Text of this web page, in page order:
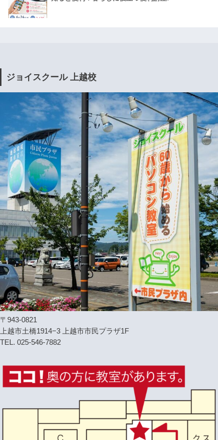
ジョイスクール 上越校
〒943-0821
上越市土橋1914−3 上越市市民プラザ1F
TEL. 025-546-7882